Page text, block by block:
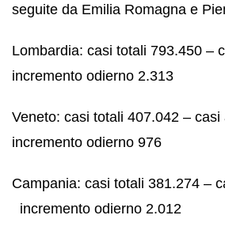
seguite da Emilia Romagna e
Lombardia: casi totali 793.450 –
incremento odierno 2.313
Veneto: casi totali 407.042 –
incremento odierno 976
Campania: casi totali 381.274 –
incremento odierno 2.012